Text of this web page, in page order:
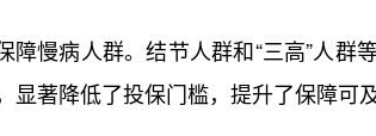
障慢病人群。结节人群和“三高”人群
显著降低了投保门槛，提升了保障可及